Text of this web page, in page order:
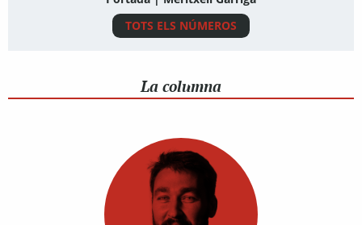
TOTS ELS NÚMEROS
La columna